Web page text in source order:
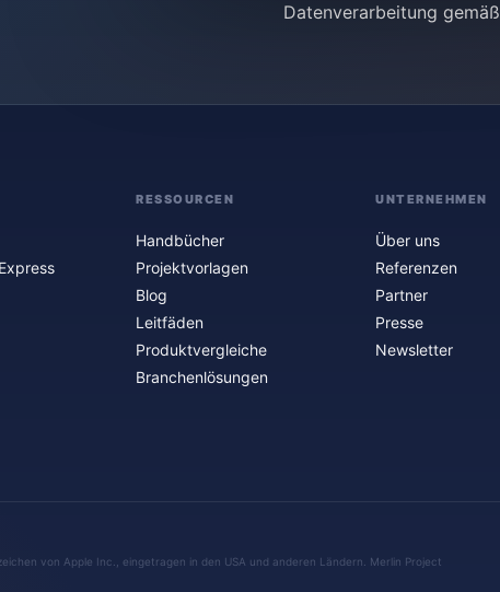
Datenverarbeitung gemäß
RESSOURCEN
Handbücher
Projektvorlagen
Blog
Leitfäden
Produktvergleiche
Branchenlösungen
UNTERNEHMEN
Über uns
Referenzen
Partner
Presse
Newsletter
von Apple Inc., eingetragen in den USA und anderen Ländern. Merlin Project